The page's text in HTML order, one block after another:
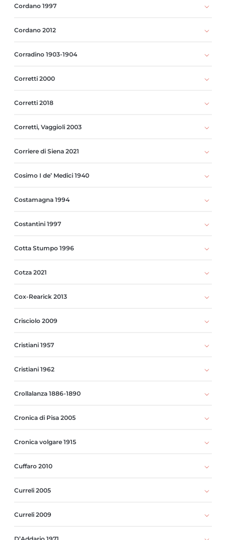
Cordano 1997
Cordano 2012
Corradino 1903-1904
Corretti 2000
Corretti 2018
Corretti, Vaggioli 2003
Corriere di Siena 2021
Cosimo I de’ Medici 1940
Costamagna 1994
Costantini 1997
Cotta Stumpo 1996
Cotza 2021
Cox-Rearick 2013
Crisciolo 2009
Cristiani 1957
Cristiani 1962
Crollalanza 1886-1890
Cronica di Pisa 2005
Cronica volgare 1915
Cuffaro 2010
Curreli 2005
Curreli 2009